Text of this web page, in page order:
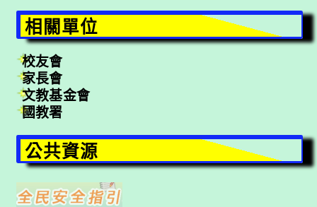
相關單位
校友會
家長會
文教基金會
國教署
公共資源